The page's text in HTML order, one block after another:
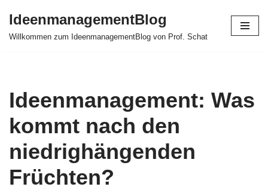
Zum
IdeenmanagementBlog
Willkommen zum IdeenmanagementBlog von Prof. Schat
Ideenmanagement: Was
kommt nach den
niedrighängenden
Früchten?